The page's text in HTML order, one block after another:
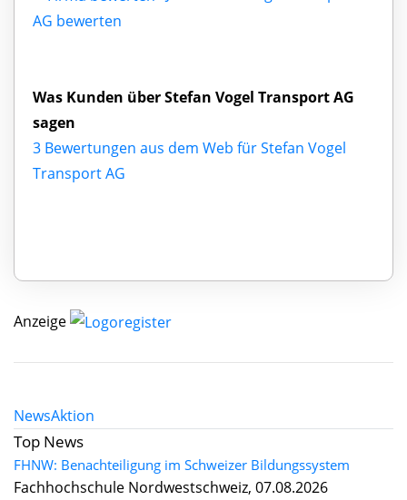
AG bewerten
Was Kunden über Stefan Vogel Transport AG
sagen
3 Bewertungen aus dem Web für Stefan Vogel
Transport AG
Anzeige
NewsAktion
Top News
FHNW: Benachteiligung im Schweizer Bildungssystem
Fachhochschule Nordwestschweiz, 07.08.2026